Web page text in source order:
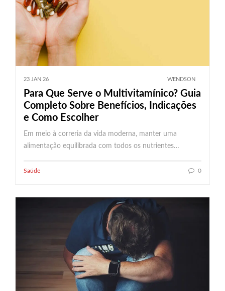
23 JAN 26 WENDSON
Para Que Serve o Multivitamínico? Guia
Completo Sobre Benefícios, Indicações
e Como Escolher
Em meio à correria da vida moderna, manter uma
alimentação equilibrada com todos os nutrientes…
Saúde 0